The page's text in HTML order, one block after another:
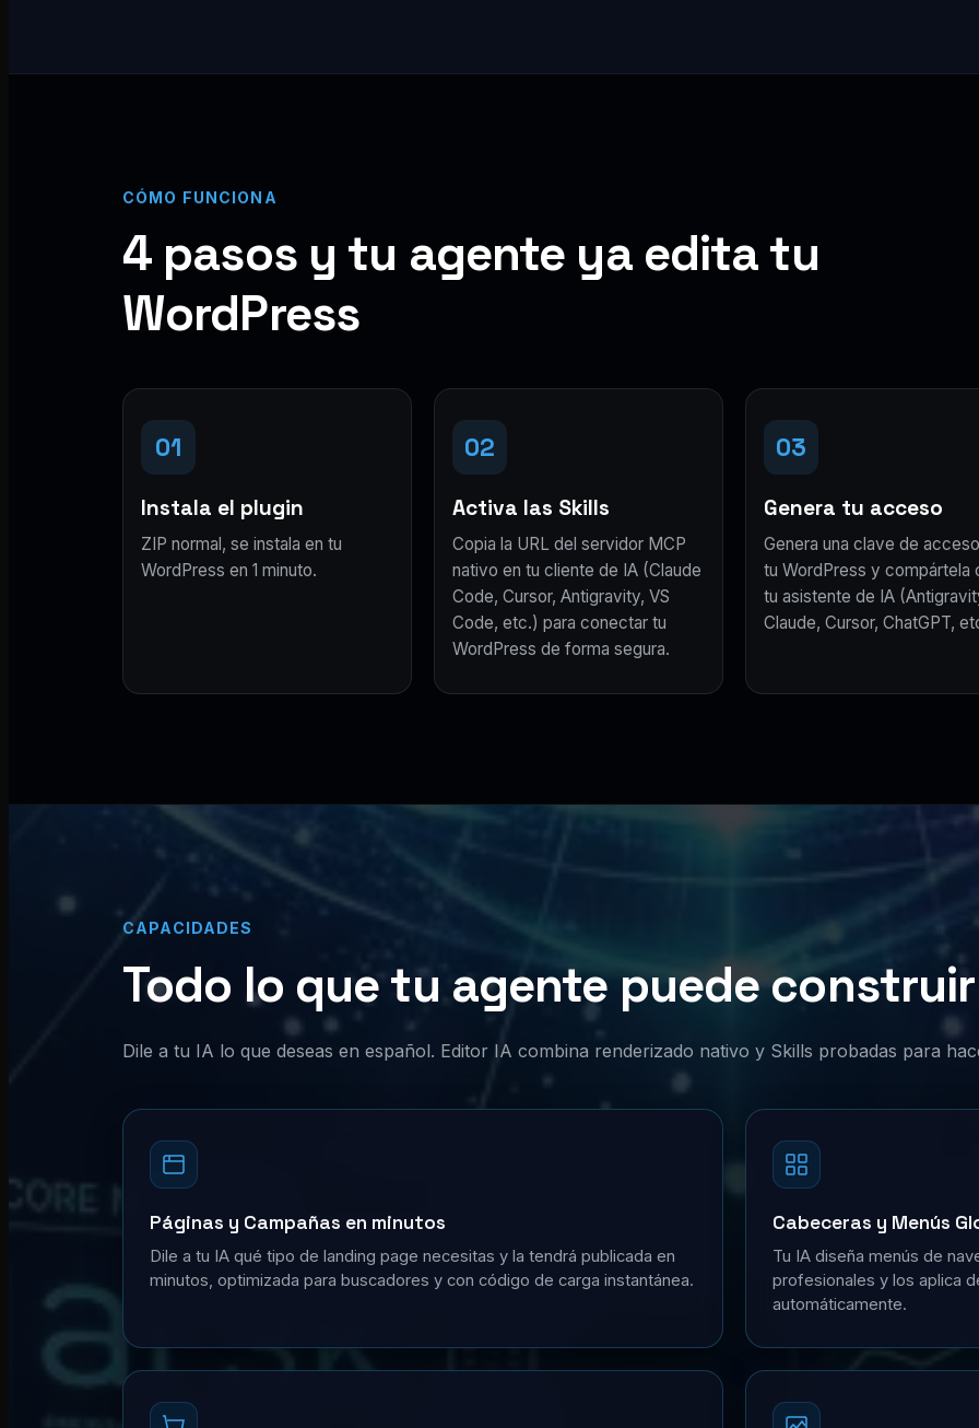
CÓMO FUNCIONA
4 pasos y tu agente ya edita tu
WordPress
01
Instala el plugin
ZIP normal, se instala en tu
WordPress en 1 minuto.
02
Activa las Skills
Copia la URL del servidor MCP
nativo en tu cliente de IA (Claude
Code, Cursor, Antigravity, VS
Code, etc.) para conectar tu
WordPress de forma segura.
03
Genera tu acceso
Genera una clave de
tu WordPress y compártela
tu asistente de IA
Claude, Cursor, ChatGPT,
CAPACIDADES
Todo lo que tu agente puede
Dile a tu IA lo que deseas en español. Editor IA combina renderizado nativo y Skills probadas para
Páginas y Campañas en minutos
Dile a tu IA qué tipo de landing page necesitas y la tendrá publicada en
minutos, optimizada para buscadores y con código de carga instantánea.
Cabeceras y Menús
Tu IA diseña menús de
profesionales y los aplica
automáticamente.